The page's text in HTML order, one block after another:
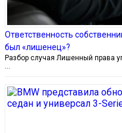
Ответственность
был «лишенец»?
Разбор случая Лишенный права